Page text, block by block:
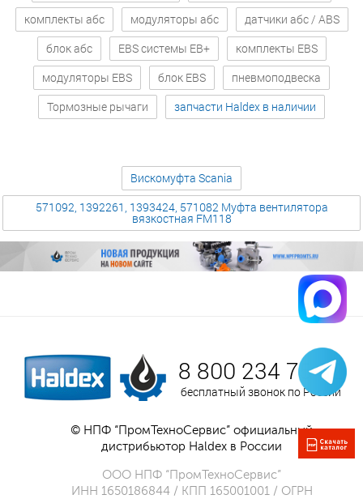
комплекты абс
модуляторы абс
датчики абс / ABS
блок абс
EBS системы EB+
комплекты EBS
модуляторы EBS
блок EBS
пневмоподвеска
Тормозные рычаги
запчасти Haldex в наличии
Вискомуфта Scania
571092, 1392261, 1393424, 571082 Муфта вентилятора
вязкостная FM118
8 800 234 75 52
бесплатный звонок по России
© НПФ “ПромТехноСервис” официальный
дистрибьютор Haldex в России
ООО НПФ “ПромТехноСервис”
ИНН 1650186844 / КПП 165001001 / ОГРН